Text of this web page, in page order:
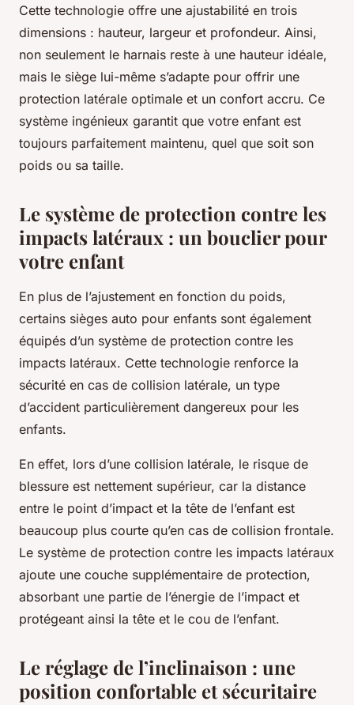
Cette technologie offre une ajustabilité en trois
dimensions : hauteur, largeur et profondeur. Ainsi,
non seulement le harnais reste à une hauteur idéale,
mais le siège lui-même s’adapte pour offrir une
protection latérale optimale et un confort accru. Ce
système ingénieux garantit que votre enfant est
toujours parfaitement maintenu, quel que soit son
poids ou sa taille.
Le système de protection contre les
impacts latéraux : un bouclier pour
votre enfant
En plus de l’ajustement en fonction du poids,
certains sièges auto pour enfants sont également
équipés d’un système de protection contre les
impacts latéraux. Cette technologie renforce la
sécurité en cas de collision latérale, un type
d’accident particulièrement dangereux pour les
enfants.
En effet, lors d’une collision latérale, le risque de
blessure est nettement supérieur, car la distance
entre le point d’impact et la tête de l’enfant est
beaucoup plus courte qu’en cas de collision frontale.
Le système de protection contre les impacts latéraux
ajoute une couche supplémentaire de protection,
absorbant une partie de l’énergie de l’impact et
protégeant ainsi la tête et le cou de l’enfant.
Le réglage de l’inclinaison : une
position confortable et sécuritaire